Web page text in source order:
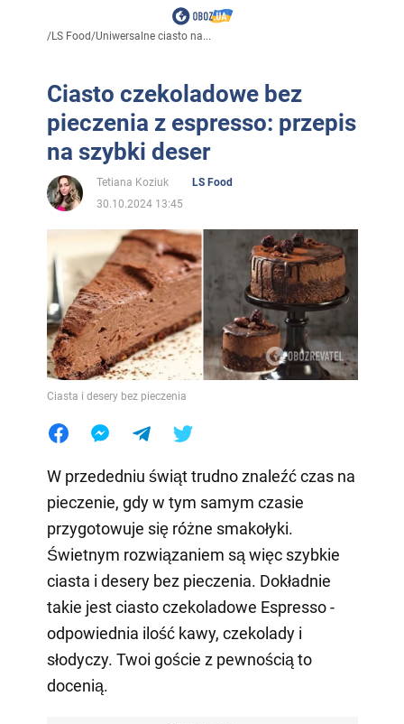
/LS Food/Uniwersalne ciasto na...
Ciasto czekoladowe bez
pieczenia z espresso: przepis
na szybki deser
Tetiana Koziuk
LS Food
30.10.2024 13:45
Ciasta i desery bez pieczenia
W przededniu świąt trudno znaleźć czas na
pieczenie, gdy w tym samym czasie
przygotowuje się różne smakołyki.
Świetnym rozwiązaniem są więc szybkie
ciasta i desery bez pieczenia. Dokładnie
takie jest ciasto czekoladowe Espresso -
odpowiednia ilość kawy, czekolady i
słodyczy. Twoi goście z pewnością to
docenią.